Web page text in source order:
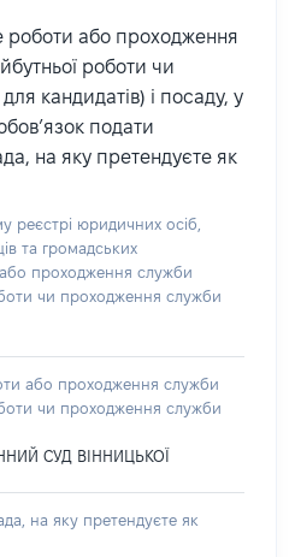
роботи або проходження
роботи чи
кандидатів) і посаду, у
подати
на яку претендуєте як
реєстрі юридичних осіб,
та громадських
проходження служби
чи проходження служби
або проходження служби
чи проходження служби
СУД ВІННИЦЬКОЇ
на яку претендуєте як